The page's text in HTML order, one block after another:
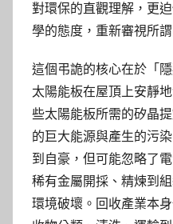
對環保的直觀理解，更
學的態度，重新審視所
這個弔詭的核心在於「
太陽能板在屋頂上安靜
些太陽能板所需的矽晶
的巨大能源與產生的污
到自豪，但可能忽略了
稀有金屬開採、精煉到
環境破壞。回收產業本